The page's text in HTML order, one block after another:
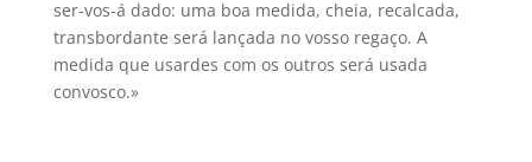
ser-vos-á dado: uma boa medida, cheia, recalcada,
transbordante será lançada no vosso regaço. A
medida que usardes com os outros será usada
convosco.»